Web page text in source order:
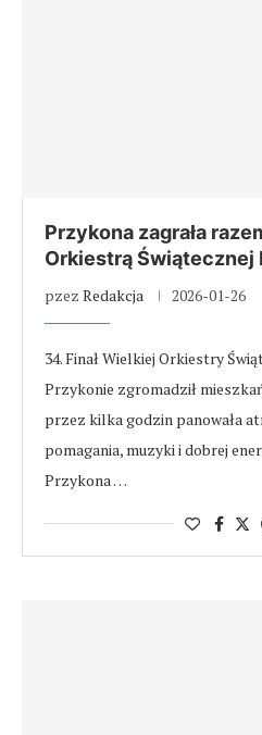
Przykona zagrała
Orkiestrą Świątecznej
pzez Redakcja 2026-01-26
34. Finał Wielkiej Orkiestry
Przykonie zgromadził
przez kilka godzin panowała
pomagania, muzyki i dobrej
Przykona …